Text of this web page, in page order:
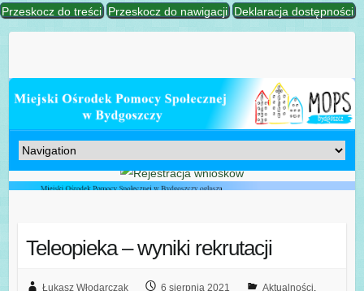
Przeskocz do treści Przeskocz do nawigacji Deklaracja dostępności
Teleopieka – wyniki rekrutacji
Łukasz Włodarczak 6 sierpnia 2021 Aktualności